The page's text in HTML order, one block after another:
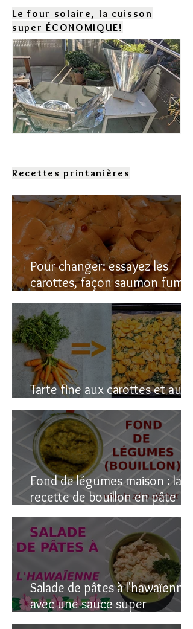
Le four solaire, la cuisson
super ÉCONOMIQUE!
Comment choisir son four
solaire?
Recettes printanières
Pour changer: essayez les
carottes, façon saumon fumé!
(vegan du coup)
Tarte fine aux carottes et aux
fanes
Fond de légumes maison : la
recette de bouillon en pâte
(sain & facile)
Salade de pâtes à l'hawaïenne
avec une sauce super
crémeuse